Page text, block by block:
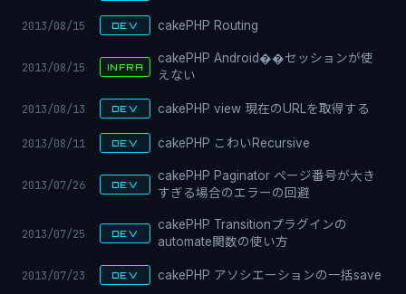
2013/08/15 DEV cakePHP Routing
2013/08/15 INFRA
cakePHP Android��セッションが使
えない
2013/08/13 DEV cakePHP view 現在のURLを取得する
2013/08/11 DEV cakePHP こわいRecursive
2013/07/26 DEV
cakePHP Paginator ページ番号が大き
すぎる場合のエラーの回避
2013/07/25 DEV
cakePHP Transitionプラグインの
automate関数の使い方
2013/07/23 DEV cakePHP アソシエーションの一括save